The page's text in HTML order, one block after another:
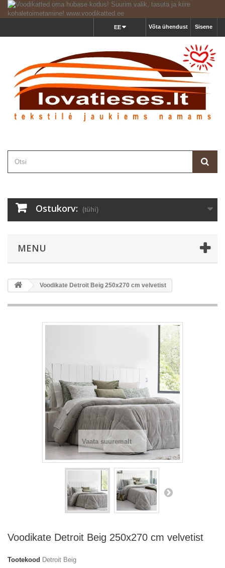
Sisene
Võta ühendust
EE
Ostukorv: (tühi)
MENU
Voodikate Detroit Beig 250x270 cm velvetist
Vaata suuremalt
Voodikate Detroit Beig 250x270 cm velvetist
Tootekood Detroit Beig